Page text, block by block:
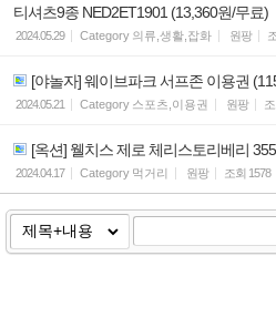
티셔츠9종 NED2ET1901 (13,360원/무료)
2024.05.29 Category 의류,생활,잡화 원팡
[야놀자] 웨이브파크 서프존 이용권
2024.05.21 Category 스포츠,이용권 원팡
[옥션] 웰치스 제로 체리스토리베리
2024.04.17 Category 먹거리 원팡 조회 1578